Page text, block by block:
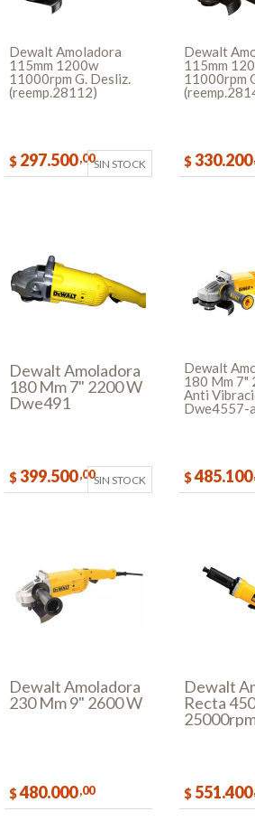
Dewalt Amoladora
115mm 1200w
11000rpm G. Desliz.
(reemp.28112)
$ 297.500,00SIN STOCK
Dewalt
115mm
11000rpm
$330.200
Dewalt Amoladora
180 Mm 7" 2200 W
Dwe491
$399.500,00SIN STOCK
Dewalt
180 Mm 7"
Anti
Dwe4557-
$485.100
Dewalt Amoladora
230 Mm 9" 2600 W
$480.000,00
Dewalt
Recta
$ 551.400